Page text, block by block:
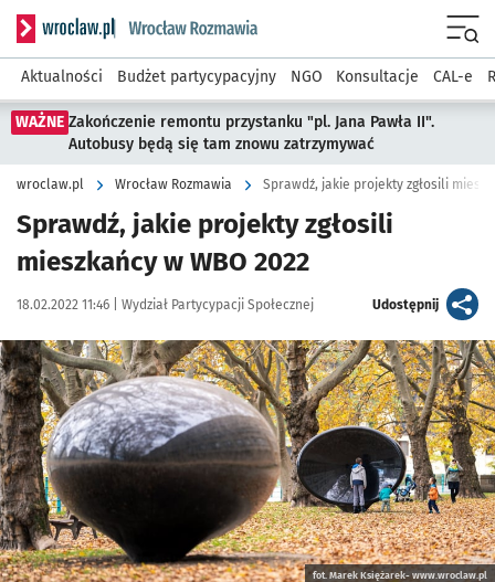
Serwis informacyjny wroclaw.pl podserwis: Rozmawia
Aktualności Budżet partycypacyjny NGO Konsultacje CAL-e
WAŻNE Zakończenie remontu przystanku "pl. Jana Pawła II".
Autobusy będą się tam znowu zatrzymywać
wroclaw.pl Wrocław Rozmawia Sprawdź, jakie projekty zgłosili
Sprawdź, jakie projekty zgłosili
mieszkańcy w WBO 2022
Data publikacji:
18.02.2022 11:46 | Autor:
Wydział Partycypacji Społecznej Udostępnijartykuł
Kliknij, aby powiększyć
fot. Marek Księżarek- www.wroclaw.pl